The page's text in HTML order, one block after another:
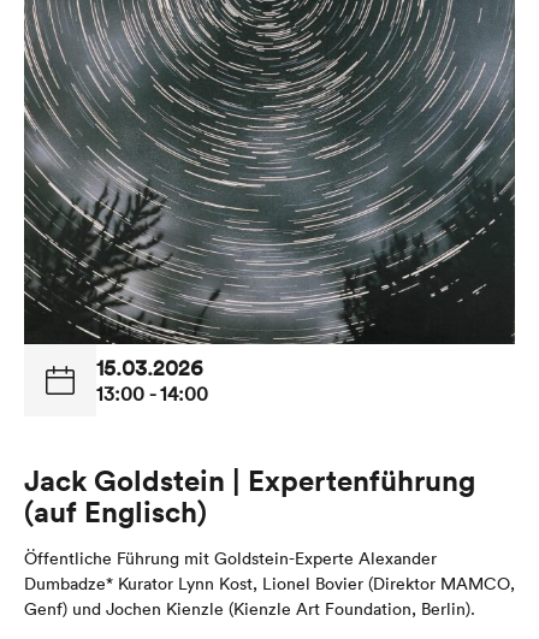
15.03.2026
13:00 - 14:00
Jack Goldstein | Expertenführung
(auf Englisch)
Öffentliche Führung mit Goldstein-Experte Alexander
Dumbadze* Kurator Lynn Kost, Lionel Bovier (Direktor MAMCO,
Genf) und Jochen Kienzle (Kienzle Art Foundation, Berlin).